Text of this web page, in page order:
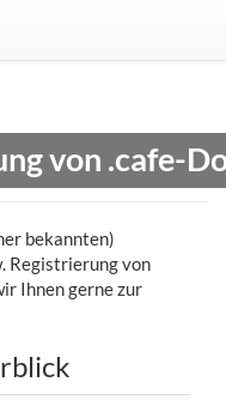
von .cafe-
bekannten)
Registrierung von
Ihnen gerne zur